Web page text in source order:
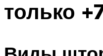
только